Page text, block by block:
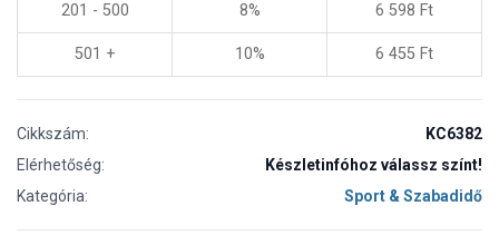
201 - 500 8% 6 598 Ft
501 + 10% 6 455 Ft
Cikkszám:
KC6382
Elérhetőség:
Készletinfóhoz válassz színt!
Kategória:
Sport & Szabadidő